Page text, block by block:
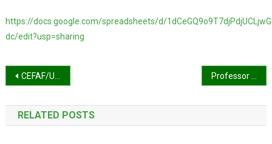
https://docs.google.com/spreadsheets/d/
dc/edit?usp=sharing
Navegação de Post
CEFAF/UESPI ofertará alguns cursos via mediação tecnológica a partir desta quarta-feira (8)
RELATED POSTS